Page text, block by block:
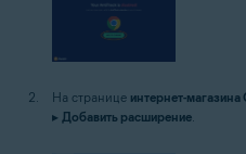
На странице интернет-магазина
▸ Добавить расширение